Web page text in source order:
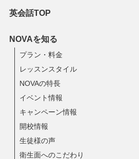
英会話TOP
NOVAを知る
プラン・料金
レッスンスタイル
NOVAの特長
イベント情報
キャンペーン情報
開校情報
生徒様の声
衛生面へのこだわり